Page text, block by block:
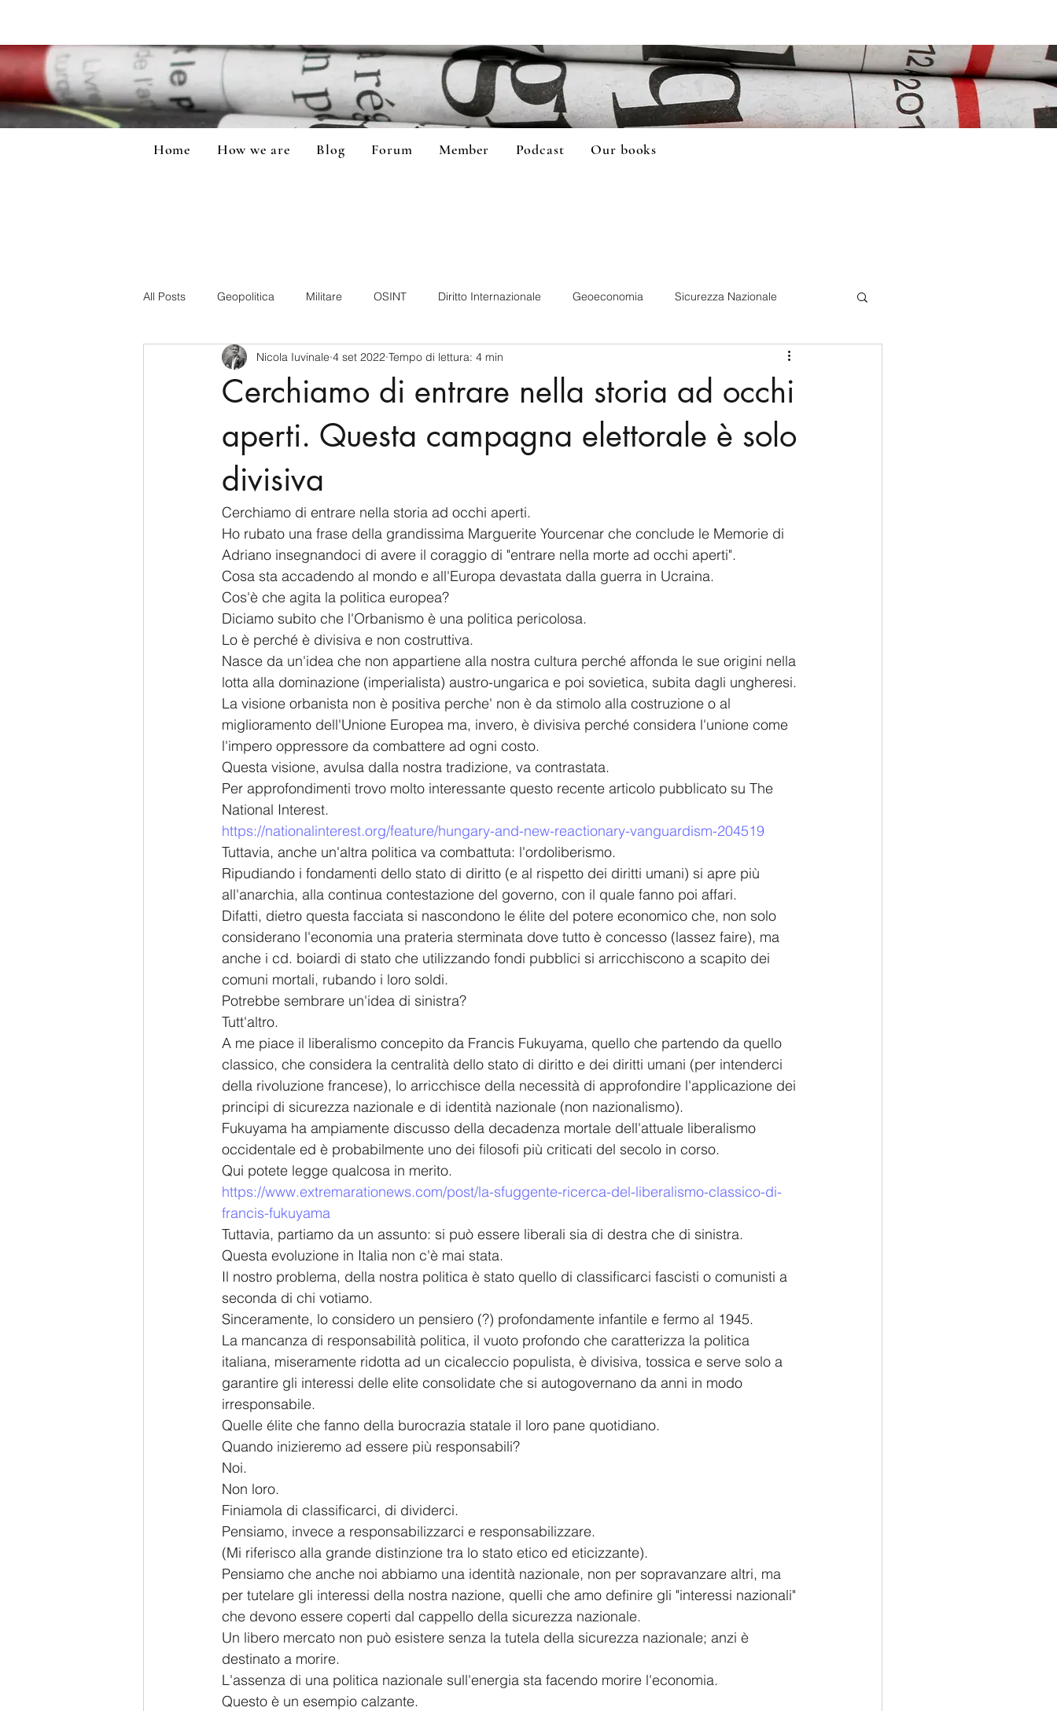
Home How we are Blog Forum Member Podcast Our books
All Posts Geopolitica Militare OSINT Diritto Internazionale Geoeconomia Sicurezza Nazionale
CyberSecurity Information Tecnology America-Latina e Caraibi (LAC)
Nuova Zelanda Corea del Nord Corea del Sud
Australia Germania
Cerchiamo di entrare nella storia ad occhi
aperti. Questa campagna elettorale è solo
divisiva
Nicola Iuvinale 4 set 2022 Tempo di lettura: 4 min
Cerchiamo di entrare nella storia ad occhi aperti.
Ho rubato una frase della grandissima Marguerite Yourcenar che conclude le Memorie di
Adriano insegnandoci di avere il coraggio di "entrare nella morte ad occhi aperti".
Cosa sta accadendo al mondo e all'Europa devastata dalla guerra in Ucraina.
Cos'è che agita la politica europea?
Diciamo subito che l'Orbanismo è una politica pericolosa.
Lo è perché è divisiva e non costruttiva.
Nasce da un'idea che non appartiene alla nostra cultura perché affonda le sue origini nella
lotta alla dominazione (imperialista) austro-ungarica e poi sovietica, subita dagli ungheresi.
La visione orbanista non è positiva perche' non è da stimolo alla costruzione o al
miglioramento dell'Unione Europea ma, invero, è divisiva perché considera l'unione come
l'impero oppressore da combattere ad ogni costo.
Questa visione, avulsa dalla nostra tradizione, va contrastata.
Per approfondimenti trovo molto interessante questo recente articolo pubblicato su The
National Interest.
https://nationalinterest.org/feature/hungary-and-new-reactionary-vanguardism-204519
Tuttavia, anche un'altra politica va combattuta: l'ordoliberismo.
Ripudiando i fondamenti dello stato di diritto (e al rispetto dei diritti umani) si apre più
all'anarchia, alla continua contestazione del governo, con il quale fanno poi affari.
Difatti, dietro questa facciata si nascondono le élite del potere economico che, non solo
considerano l'economia una prateria sterminata dove tutto è concesso (lassez faire), ma
anche i cd. boiardi di stato che utilizzando fondi pubblici si arricchiscono a scapito dei
comuni mortali, rubando i loro soldi.
Potrebbe sembrare un'idea di sinistra?
Tutt'altro.
A me piace il liberalismo concepito da Francis Fukuyama, quello che partendo da quello
classico, che considera la centralità dello stato di diritto e dei diritti umani (per intenderci
della rivoluzione francese), lo arricchisce della necessità di approfondire l'applicazione dei
principi di sicurezza nazionale e di identità nazionale (non nazionalismo).
Fukuyama ha ampiamente discusso della decadenza mortale dell'attuale liberalismo
occidentale ed è probabilmente uno dei filosofi più criticati del secolo in corso.
Qui potete legge qualcosa in merito.
https://www.extremarationews.com/post/la-sfuggente-ricerca-del-liberalismo-classico-di-
francis-fukuyama
Tuttavia, partiamo da un assunto: si può essere liberali sia di destra che di sinistra.
Questa evoluzione in Italia non c'è mai stata.
Il nostro problema, della nostra politica è stato quello di classificarci fascisti o comunisti a
seconda di chi votiamo.
Sinceramente, lo considero un pensiero (?) profondamente infantile e fermo al 1945.
La mancanza di responsabilità politica, il vuoto profondo che caratterizza la politica
italiana, miseramente ridotta ad un cicaleccio populista, è divisiva, tossica e serve solo a
garantire gli interessi delle elite consolidate che si autogovernano da anni in modo
irresponsabile.
Quelle élite che fanno della burocrazia statale il loro pane quotidiano.
Quando inizieremo ad essere più responsabili?
Noi.
Non loro.
Finiamola di classificarci, di dividerci.
Pensiamo, invece a responsabilizzarci e responsabilizzare.
(Mi riferisco alla grande distinzione tra lo stato etico ed eticizzante).
Pensiamo che anche noi abbiamo una identità nazionale, non per sopravanzare altri, ma
per tutelare gli interessi della nostra nazione, quelli che amo definire gli "interessi nazionali"
che devono essere coperti dal cappello della sicurezza nazionale.
Un libero mercato non può esistere senza la tutela della sicurezza nazionale; anzi è
destinato a morire.
L'assenza di una politica nazionale sull'energia sta facendo morire l'economia.
Questo è un esempio calzante.